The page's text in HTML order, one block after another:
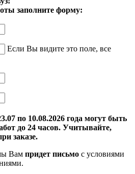
заполните форму:
Если Вы видите это поле, все
по 10.08.2026 года могут быть
до 24 часов. Учитывайте,
заказе.
Вам придет письмо с условиями